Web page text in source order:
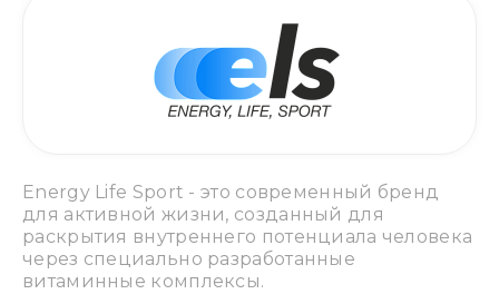
Energy Life Sport - это современный бренд
для активной жизни, созданный для
раскрытия внутреннего потенциала человека
через специально разработанные
витаминные комплексы.